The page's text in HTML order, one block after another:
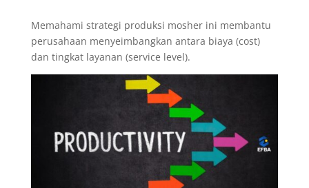
Memahami strategi produksi mosher ini membantu
perusahaan menyeimbangkan antara biaya (cost)
dan tingkat layanan (service level).